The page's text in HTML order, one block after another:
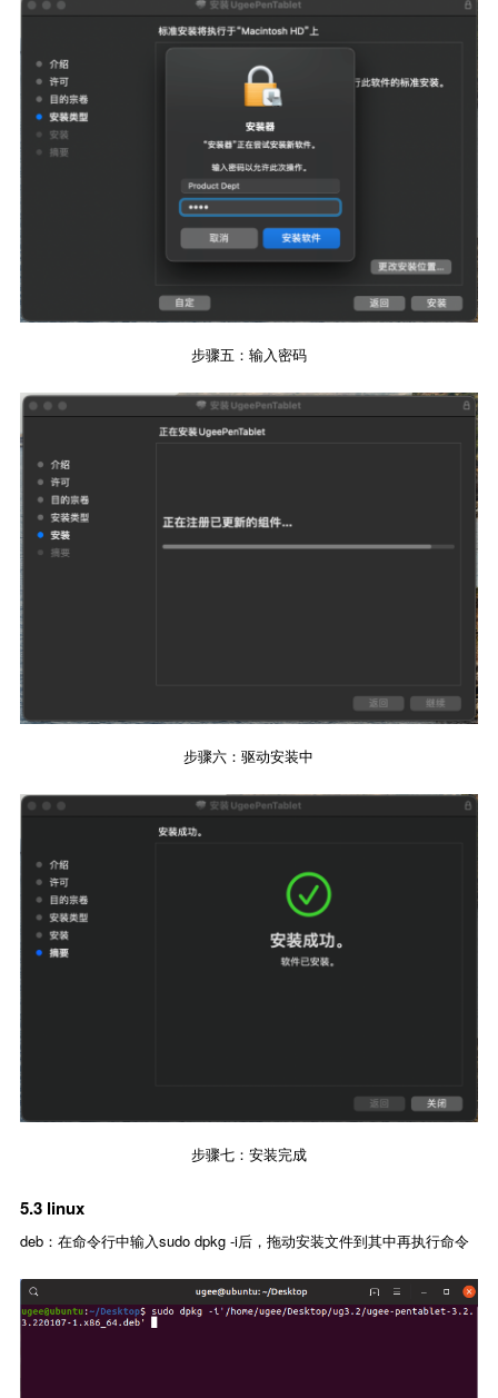
步骤五：输入密码
步骤六：驱动安装中
步骤七：安装完成
5.3 linux
deb：在命令行中输入sudo dpkg -i后，拖动安装文件到其中再执行命令